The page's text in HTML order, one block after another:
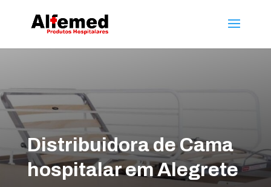
Distribuidora de Cama
hospitalar em Alegrete